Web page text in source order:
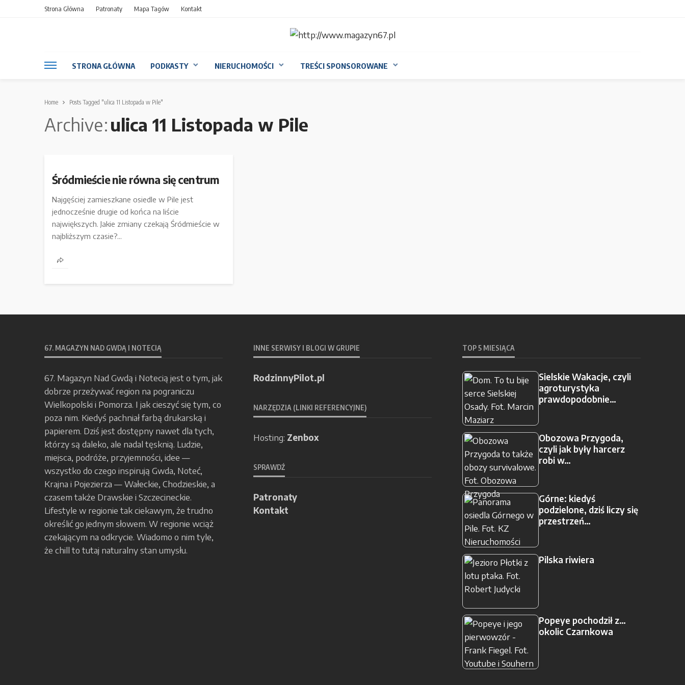
Strona Główna Patronaty Mapa Tagów Kontakt
STRONA GŁÓWNA PODKASTY NIERUCHOMOŚCI TREŚCI SPONSOROWANE
Home Posts Tagged "ulica 11 Listopada w Pile"
Archive ulica 11 Listopada w Pile
Śródmieście nie równa się centrum
Najgęściej zamieszkane osiedle w Pile jest
jednocześnie drugie od końca na liście
największych. Jakie zmiany czekają Śródmieście w
najbliższym czasie?...
67. MAGAZYN NAD GWDĄ I NOTECIĄ
67. Magazyn Nad Gwdą i Notecią jest o tym, jak
dobrze przeżywać region na pograniczu
Wielkopolski i Pomorza. I jak cieszyć się tym, co
poza nim. Kiedyś pachniał farbą drukarską i
papierem. Dziś jest dostępny nawet dla tych,
którzy są daleko, ale nadal tęsknią. Ludzie,
miejsca, podróże, przyjemności, idee —
wszystko do czego inspirują Gwda, Noteć,
Krajna i Pojezierza — Wałeckie, Chodzieskie, a
czasem także Drawskie i Szczecineckie.
Lifestyle w regionie tak ciekawym, że trudno
określić go jednym słowem. W regionie wciąż
czekającym na odkrycie. Wiadomo o nim tyle,
że chill to tutaj naturalny stan umysłu.
INNE SERWISY I BLOGI W GRUPIE
RodzinnyPilot.pl
NARZĘDZIA (LINKI REFERENCYJNE)
Hosting: Zenbox
SPRAWDŹ
Patronaty
Kontakt
TOP 5 MIESIĄCA
Sielskie Wakacje, czyli
agroturystyka
prawdopodobnie…
Obozowa Przygoda,
czyli jak były harcerz
robi w…
Górne: kiedyś
podzielone, dziś liczy się
przestrzeń…
Pilska riwiera
Popeye pochodził z…
okolic Czarnkowa